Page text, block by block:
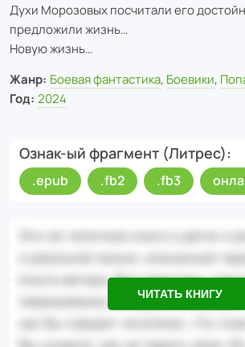
Духи Морозовых посчитали его
предложили жизнь…
Новую жизнь…
Жанр: Боевая фантастика, Боевики,
Год: 2024
Ознак-ый фрагмент (Литрес)
.epub .fb2 .fb3
ЧИТАТЬ КНИГУ